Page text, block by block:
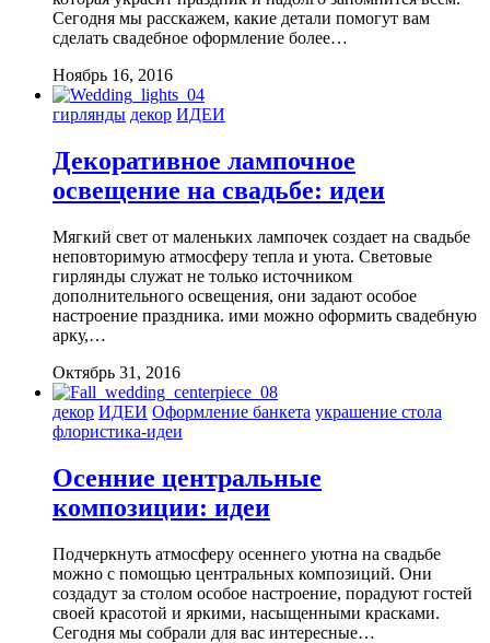
Сегодня мы расскажем, какие детали помогут вам
сделать свадебное оформление более…
Ноябрь 16, 2016
гирлянды декор ИДЕИ
Декоративное лампочное
освещение на свадьбе: идеи
Мягкий свет от маленьких лампочек создает на свадьбе
неповторимую атмосферу тепла и уюта. Световые
гирлянды служат не только источником
дополнительного освещения, они задают особое
настроение праздника. ими можно оформить свадебную
арку,…
Октябрь 31, 2016
декор ИДЕИ Оформление банкета украшение стола
флористика-идеи
Осенние центральные
композиции: идеи
Подчеркнуть атмосферу осеннего уютна на свадьбе
можно с помощью центральных композиций. Они
создадут за столом особое настроение, порадуют гостей
своей красотой и яркими, насыщенными красками.
Сегодня мы собрали для вас интересные…